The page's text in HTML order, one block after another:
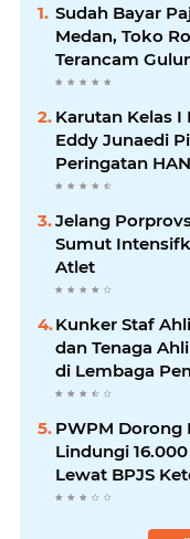
Sudah Bayar
Medan, Toko
Terancam
Akses Jalan
Karutan Kelas I
Eddy Junaedi
Peringatan
2026
Jelang
Sumut
Atlet
Kunker Staf
dan Tenaga
di Lembaga
Kelas I Medan:
PWPM Dorong
Lindungi
Lewat BPJS